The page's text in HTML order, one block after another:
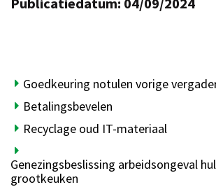
Goedkeuring notulen vorige
Betalingsbevelen
Recyclage oud IT-materiaal
Genezingsbeslissing arbeidsongeval
grootkeuken